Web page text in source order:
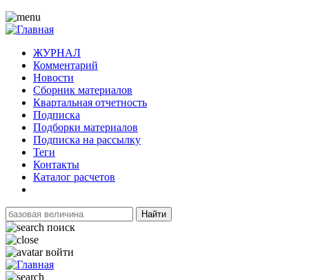
ЖУРНАЛ
Комментарий
Новости
Сборник материалов
Квартальная отчетность
Подписка
Подборки материалов
Подписка на рассылку
Теги
Контакты
Каталог расчетов
Найти
поиск
войти